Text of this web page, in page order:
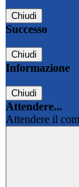
Chiudi
Successo
Chiudi
Informazione
Chiudi
Attendere...
Attendere il